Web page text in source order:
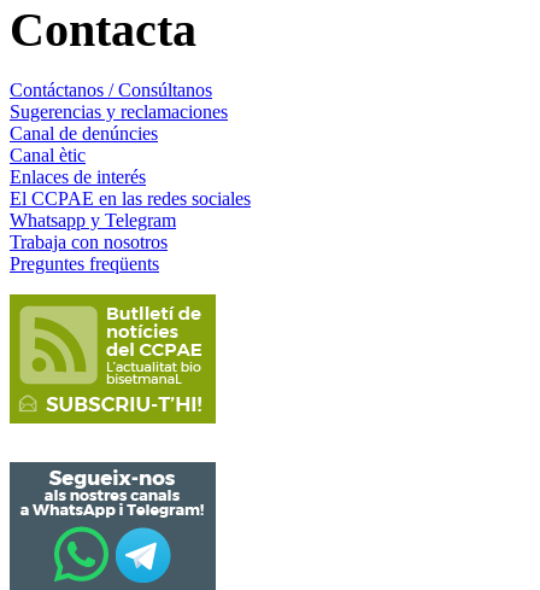
Contacta
Contáctanos / Consúltanos
Sugerencias y reclamaciones
Canal de denúncies
Canal ètic
Enlaces de interés
El CCPAE en las redes sociales
Whatsapp y Telegram
Trabaja con nosotros
Preguntes freqüents